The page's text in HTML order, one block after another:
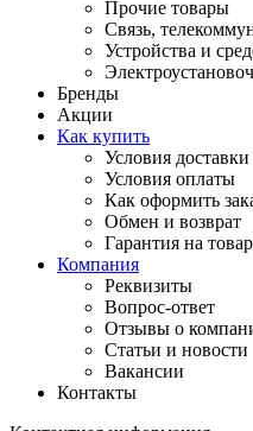
Прочие товары
Связь,
Устройства и
Бренды
Акции
Как купить
Условия доставки
Условия оплаты
Как оформить
Обмен и возврат
Гарантия на
Компания
Реквизиты
Вопрос-ответ
Отзывы о
Статьи и новости
Вакансии
Контакты